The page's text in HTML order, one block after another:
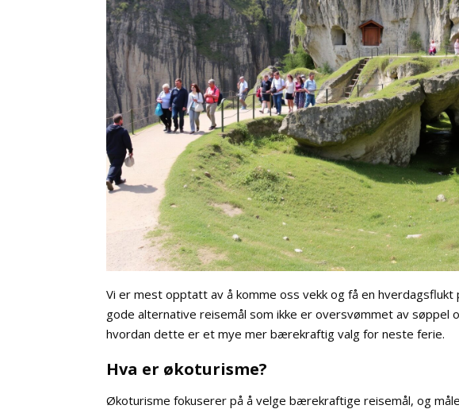
Vi er mest opptatt av å komme oss vekk og få en
gode alternative reisemål som ikke er oversvømmet av søppel
hvordan dette er et mye mer bærekraftig valg for neste ferie.
Hva er økoturisme?
Økoturisme fokuserer på å velge bærekraftige reisemål, og